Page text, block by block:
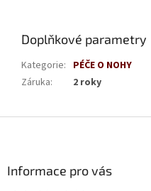
Doplňkové parametry
Kategorie: PÉČE O NOHY
Záruka: 2 roky
Informace pro vás